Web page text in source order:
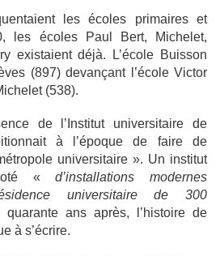
les écoles primaires et
les écoles Paul Bert, Michelet,
existaient déjà. L’école Buisson
(897) devançant l’école Victor
(538).
de l’Institut universitaire de
à l’époque de faire de
universitaire ». Un institut
doté «d’installations modernes
universitaire de 300
ans après, l’histoire de
à s’écrire.